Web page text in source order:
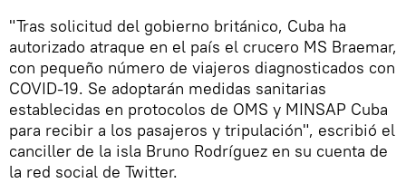
"Tras solicitud del gobierno británico, Cuba ha
autorizado atraque en el país el crucero MS Braemar,
con pequeño número de viajeros diagnosticados con
COVID-19. Se adoptarán medidas sanitarias
establecidas en protocolos de OMS y MINSAP Cuba
para recibir a los pasajeros y tripulación", escribió el
canciller de la isla Bruno Rodríguez en su cuenta de
la red social de Twitter.